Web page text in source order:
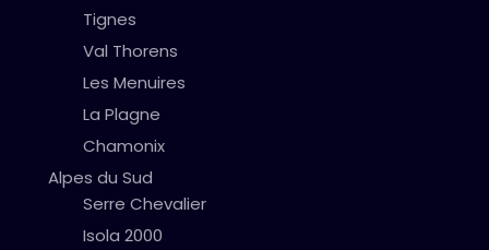
Tignes
Val Thorens
Les Menuires
La Plagne
Chamonix
Alpes du Sud
Serre Chevalier
Isola 2000